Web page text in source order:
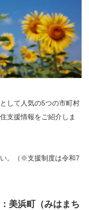
して人気の5つの市町村
支援情報をご紹介しま
。（※支援制度は令和7
美浜町（みはまち